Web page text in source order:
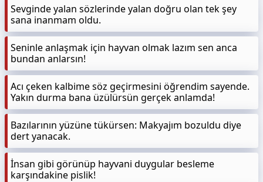
Sevginde yalan sözlerinde yalan doğru olan tek şey
sana inanmam oldu.
Seninle anlaşmak için hayvan olmak lazım sen anca
bundan anlarsın!
Acı çeken kalbime söz geçirmesini öğrendim sayende.
Yakın durma bana üzülürsün gerçek anlamda!
Bazılarının yüzüne tükürsen: Makyajım bozuldu diye
dert yanacak.
İnsan gibi görünüp hayvani duygular besleme
karşındakine pislik!